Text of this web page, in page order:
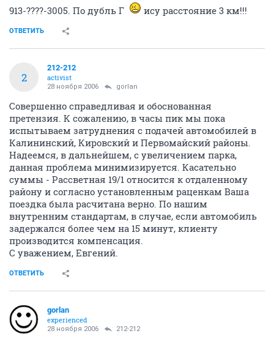
913-????-3005. По дубль Г
ису расстояние 3 км!!!
ОТВЕТИТЬ
2
212-212
activist
28 ноября 2006 gorlan
Совершенно справедливая и обоснованная
претензия. К сожалению, в часы пик мы пока
испытываем затруднения с подачей автомобилей в
Калининский, Кировский и Первомайский районы.
Надеемся, в дальнейшем, с увеличением парка,
данная проблема минимизируется. Касательно
суммы - Рассветная 19/1 относится к отдаленному
району и согласно установленным раценкам Ваша
поездка была расчитана верно. По нашим
внутренним стандартам, в случае, если автомобиль
задержался более чем на 15 минут, клиенту
производится компенсация.
С уважением, Евгений.
ОТВЕТИТЬ
gorlan
experienced
28 ноября 2006 212-212